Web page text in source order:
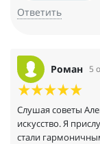
Ответить
Роман 5
Слушая советы
искусство. Я
стали